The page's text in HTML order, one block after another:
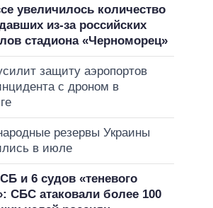
увеличилось количество
из-за российских
стадиона «Черноморец»
защиту аэропортов
с дроном в
резервы Украины
в июле
и 6 судов «теневого
СБС атаковали более 100